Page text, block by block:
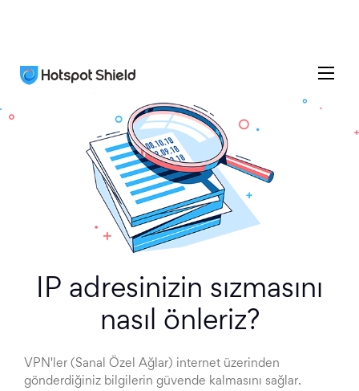
IP adresinizin sızmasını
nasıl önleriz?
VPN'ler (Sanal Özel Ağlar) internet üzerinden
gönderdiğiniz bilgilerin güvende kalmasını sağlar.